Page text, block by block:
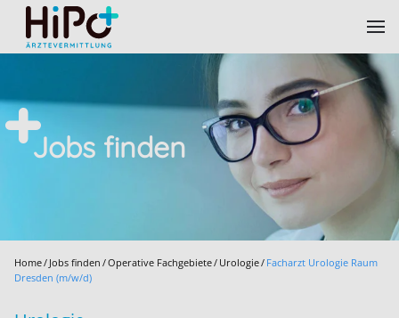
Skip to main content
Jobs finden
Home Jobs finden Operative Fachgebiete Urologie Facharzt Urologie Raum
Dresden (m/w/d)